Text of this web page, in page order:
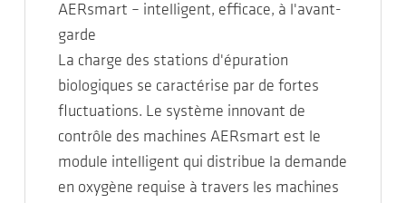
AERsmart – intelligent, efficace, à l'avant-
garde
La charge des stations d'épuration
biologiques se caractérise par de fortes
fluctuations. Le système innovant de
contrôle des machines AERsmart est le
module intelligent qui distribue la demande
en oxygène requise à travers les machines